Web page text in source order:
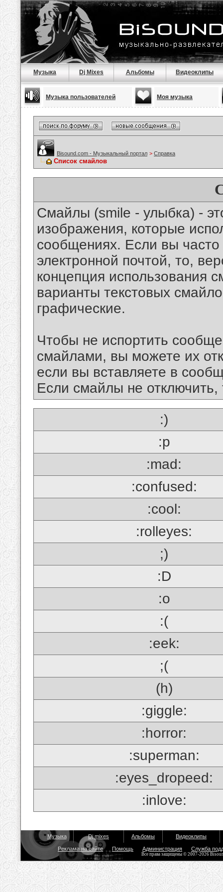
Музыка Dj Mixes Альбомы Видеоклипы
Музыка пользователей Моя музыка
Bisound.com - Музыкальный портал > Справка
Список смайлов
Смайлы (smile - улыбка) -
изображения, которые
сообщениях. Если вы часто
электронной почтой, то,
концепция использования
варианты текстовых
графические.
Чтобы не испортить
смайлами, вы можете их
если вы вставляете в
Если смайлы не отключить,
:)
:p
:mad:
:confused:
:cool:
:rolleyes:
;)
:D
:o
:(
:eek:
;(
(h)
:giggle:
:horror:
:superman:
:eyes_dropeed:
:inlove:
Музыка Dj mixes Альбомы Видеоклипы
Реклама на сайте Помощь Администрация Служба
Все права защищены © 2007-2026